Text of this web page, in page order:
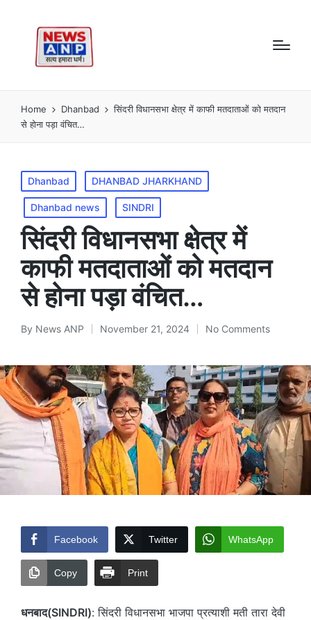
Home Dhanbad
सिंदरी विधानसभा क्षेत्र में काफी मतदाताओं को मतदान
से होना पड़ा वंचित…
Posted
in
Dhanbad DHANBAD JHARKHAND
Dhanbad news SINDRI
सिंदरी विधानसभा क्षेत्र में
काफी मतदाताओं को मतदान
से होना पड़ा वंचित…
Posted
By News ANP November 21, 2024 No Comments
Facebook Twitter WhatsApp
Copy Print
धनबाद(SINDRI): सिंदरी विधानसभा भाजपा प्रत्याशी मती तारा देवी